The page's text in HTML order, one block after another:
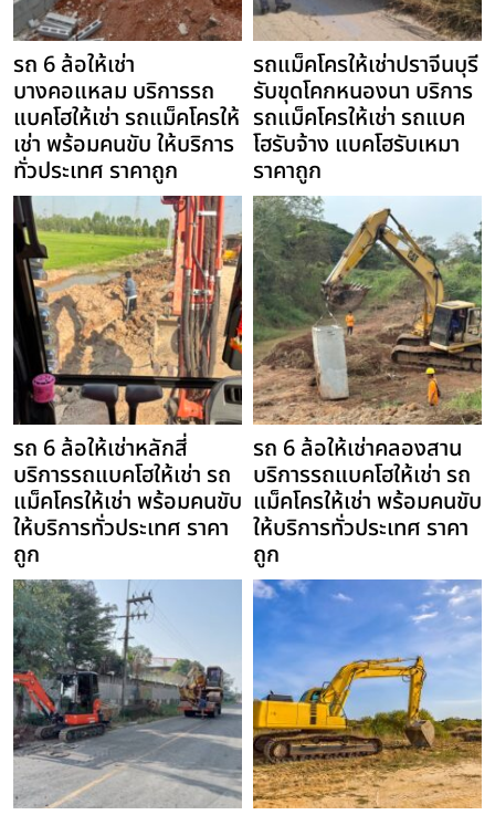
รถ 6 ล้อให้เช่า
บางคอแหลม บริการรถ
แบคโฮให้เช่า รถแม็คโครให้
เช่า พร้อมคนขับ ให้บริการ
ทั่วประเทศ ราคาถูก
รถแม็คโครให้เช่าปราจีนบุรี
รับขุดโคกหนองนา บริการ
รถแม็คโครให้เช่า รถแบค
โฮรับจ้าง แบคโฮรับเหมา
ราคาถูก
รถ 6 ล้อให้เช่าหลักสี่
บริการรถแบคโฮให้เช่า รถ
แม็คโครให้เช่า พร้อมคนขับ
ให้บริการทั่วประเทศ ราคา
ถูก
รถ 6 ล้อให้เช่าคลองสาน
บริการรถแบคโฮให้เช่า รถ
แม็คโครให้เช่า พร้อมคนขับ
ให้บริการทั่วประเทศ ราคา
ถูก